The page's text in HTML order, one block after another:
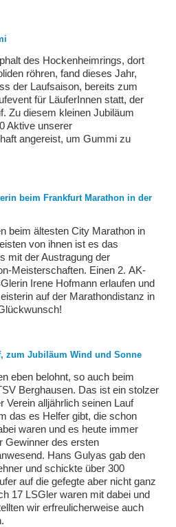
des Hockenheimrings, dort
röhren, fand dieses Jahr,
der Laufsaison, bereits zum
für LäuferInnen statt, der
Zu diesem kleinen Jubiläum
Aktive unserer
angereist, um Gummi zu
beim Frankfurt Marathon in der
beim ältesten City Marathon in
von ihnen ist es das
mit der Austragung der
Meisterschaften. Einen 2. AK-
Irene Hofmann erlaufen und
auf der Marathondistanz in
zum Jubiläum Wind und Sonne
eben belohnt, so auch beim
Berghausen. Das ist ein stolzer
Verein alljährlich seinen Lauf
das es Helfer gibt, die schon
waren und es heute immer
Gewinner des ersten
Hans Gulyas gab den
und schickte über 300
auf die gefegte aber nicht ganz
17 LSGler waren mit dabei und
wir erfreulicherweise auch